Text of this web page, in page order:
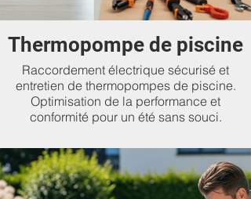
Thermopompe de piscine
Raccordement électrique sécurisé et
entretien de thermopompes de piscine.
Optimisation de la performance et
conformité pour un été sans souci.